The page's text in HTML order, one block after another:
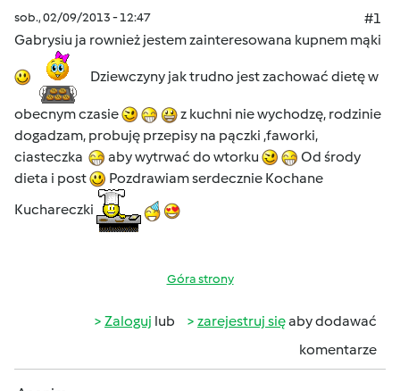
sob., 02/09/2013 - 12:47
#1
Gabrysiu ja rownież jestem zainteresowana kupnem mąki
Dziewczyny jak trudno jest zachować dietę w
obecnym czasie
z kuchni nie wychodzę, rodzinie
dogadzam, probuję przepisy na pączki ,faworki,
ciasteczka
aby wytrwać do wtorku
Od środy
dieta i post
Pozdrawiam serdecznie Kochane
Kuchareczki
Góra strony
Zaloguj lub zarejestruj sięaby dodawać
komentarze